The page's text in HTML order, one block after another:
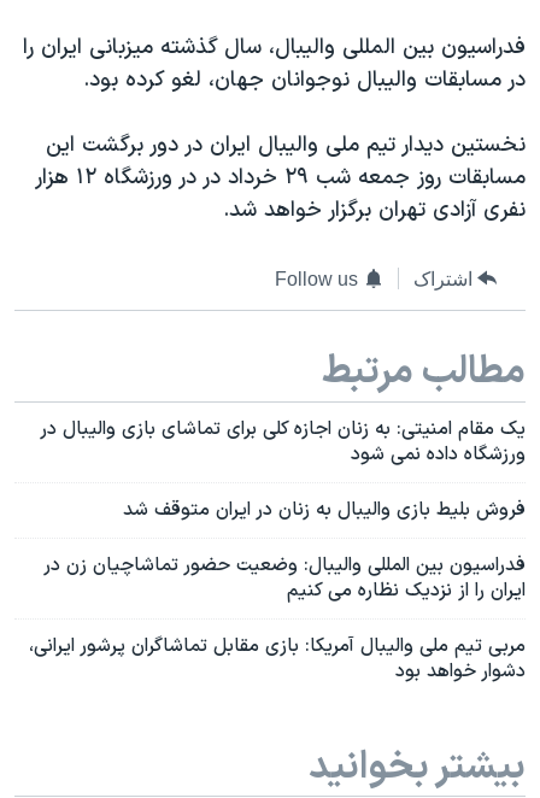
فدراسیون بین المللی والیبال، سال گذشته میزبانی ایران را
در مسابقات والیبال نوجوانان جهان، لغو کرده بود.
نخستین دیدار تیم ملی والیبال ایران در دور برگشت این
مسابقات روز جمعه شب ۲۹ خرداد در در ورزشگاه ۱۲ هزار
نفری آزادی تهران برگزار خواهد شد.
اشتراک Follow us
مطالب مرتبط
یک مقام امنیتی: به زنان اجازه کلی برای تماشای بازی والیبال در
ورزشگاه داده نمی شود
فروش بلیط بازی والیبال به زنان در ایران متوقف شد
فدراسیون بین المللی والیبال: وضعیت حضور تماشاچیان زن در
ایران را از نزدیک نظاره می کنیم
مربی تیم ملی والیبال آمریکا: بازی مقابل تماشاگران پرشور ایرانی،
دشوار خواهد بود
بیشتر بخوانید